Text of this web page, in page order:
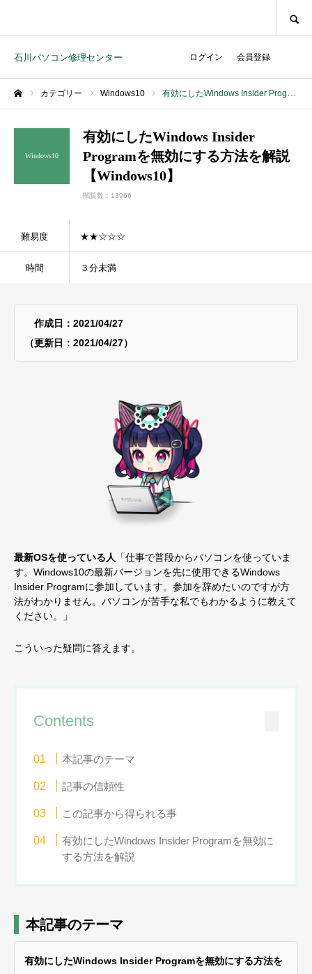
石川パソコン修理センター ログイン 会員登録
カテゴリー Windows10 有効にしたWindows Insider Programを無効にする方法を解説【Windows10】
Windows10
有効にしたWindows Insider
Programを無効にする方法を解説
【Windows10】
閲覧数：13966
難易度 ★★☆☆☆
時間 ３分未満
作成日：2021/04/27
（更新日：2021/04/27）
最新OSを使っている人 「仕事で普段からパソコンを使っていま
す。Windows10の最新バージョンを先に使用できるWindows
Insider Programに参加しています。参加を辞めたいのですが方
法がわかりません。パソコンが苦手な私でもわかるように教えて
ください。」
こういった疑問に答えます。
Contents
本記事のテーマ
記事の信頼性
この記事から得られる事
有効にしたWindows Insider Programを無効に
する方法を解説
本記事のテーマ
有効にしたWindows Insider Programを無効にする方法を